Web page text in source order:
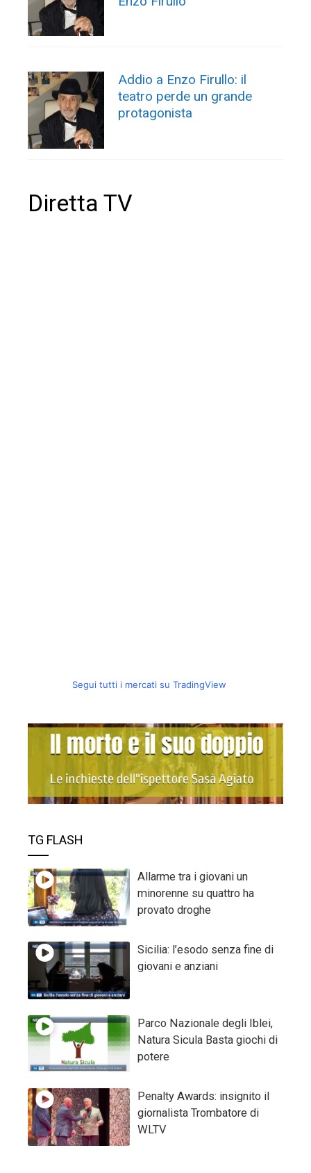
Addio a Enzo Firullo: il
teatro perde un grande
protagonista
Diretta TV
Segui tutti i mercati su TradingView
TG FLASH
Allarme tra i giovani un
minorenne su quattro ha
provato droghe
Sicilia: l’esodo senza fine di
giovani e anziani
Parco Nazionale degli Iblei,
Natura Sicula Basta giochi di
potere
Penalty Awards: insignito il
giornalista Trombatore di
WLTV